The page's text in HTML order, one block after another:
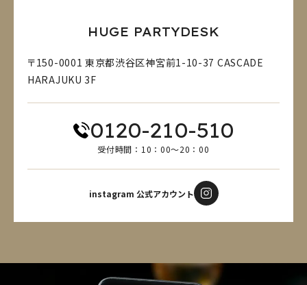
HUGE PARTYDESK
〒150-0001 東京都渋谷区神宮前1-10-37 CASCADE
HARAJUKU 3F
0120-210-510
受付時間：10：00～20：00
instagram 公式アカウント